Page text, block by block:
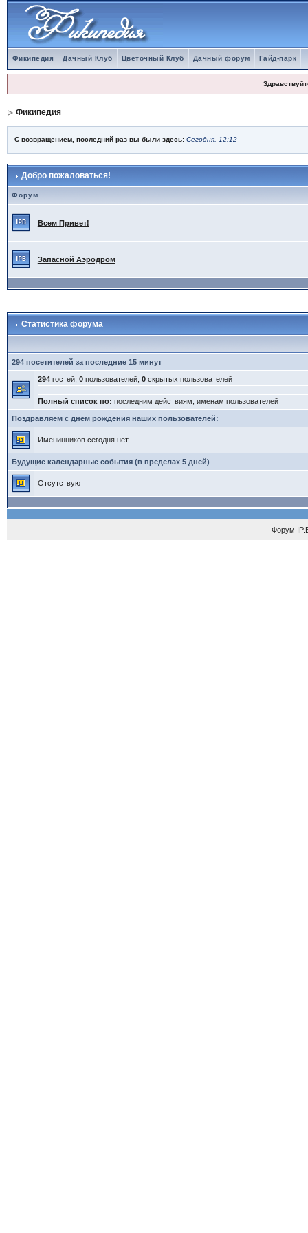
Фикипедия Дачный Клуб Цветочный Клуб Дачный форум Гайд-парк
Фикипедия
С возвращением, последний раз вы были здесь: Сегодня, 12:12
Добро пожаловаться!
Форум
Всем Привет!
Запасной Аэродром
Статистика форума
294 посетителей за последние 15 минут
294гостей, 0пользователей, 0скрытых пользователей
Полный список по: последним действиям именам пользователей
Поздравляем с днем рождения наших пользователей:
Именинников сегодня нет
Будущие календарные события (в пределах 5 дней)
Отсутствуют
Форум